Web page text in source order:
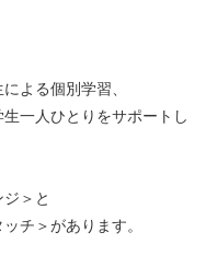
よる個別学習、
一人ひとりをサポートし
＞と
チ＞があります。